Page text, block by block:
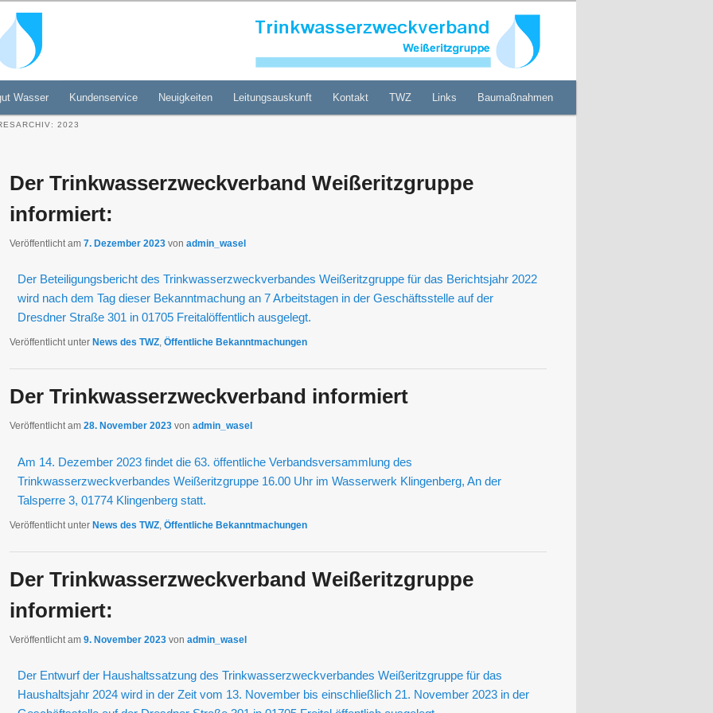
Weißeritzgruppe GmbH
Wasser Kundenservice Neuigkeiten Leitungsauskunft Kontakt TWZ Links Baumaßnahmen
2023
Der Trinkwasserzweckverband Weißeritzgruppe
informiert:
Veröffentlicht am 7. Dezember 2023 von admin_wasel
Der Beteiligungsbericht des Trinkwasserzweckverbandes Weißeritzgruppe für das Berichtsjahr 2022
wird nach dem Tag dieser Bekanntmachung an 7 Arbeitstagen in der Geschäftsstelle auf der
Dresdner Straße 301 in 01705 Freitalöffentlich ausgelegt.
Veröffentlicht unter News des TWZ, Öffentliche Bekanntmachungen
Der Trinkwasserzweckverband informiert
Veröffentlicht am 28. November 2023 von admin_wasel
Am 14. Dezember 2023 findet die 63. öffentliche Verbandsversammlung des
Trinkwasserzweckverbandes Weißeritzgruppe 16.00 Uhr im Wasserwerk Klingenberg, An der
Talsperre 3, 01774 Klingenberg statt.
Veröffentlicht unter News des TWZ, Öffentliche Bekanntmachungen
Der Trinkwasserzweckverband Weißeritzgruppe
informiert:
Veröffentlicht am 9. November 2023 von admin_wasel
Der Entwurf der Haushaltssatzung des Trinkwasserzweckverbandes Weißeritzgruppe für das
Haushaltsjahr 2024 wird in der Zeit vom 13. November bis einschließlich 21. November 2023 in der